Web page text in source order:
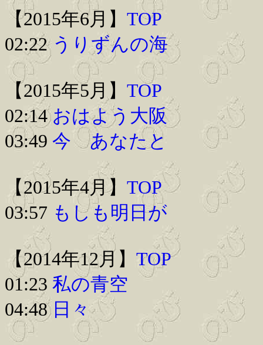
【2015年6月】 TOP
02:22うりずんの海
【2015年5月】 TOP
02:14おはよう大阪
03:49 今 あなたと
【2015年4月】 TOP
03:57 もしも明日が
【2014年12月】 TOP
01:23 私の青空
04:48 日々